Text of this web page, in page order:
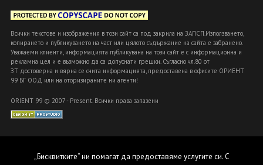
Всички текстове и изображения в този сайт са под закрила на ЗАПСП.Използването,
копирането и публикуването на част или цялото съдържание на сайта е забранено.
Уважаеми клиенти, информацията публикувана на този сайт е с информационна и
рекламна цел и е възможно да са допуснати грешки. Съгласно чл.80 от
ЗТ достоверна и вярна се счита информацията, предоставена в офисите ОРИЕНТ
99 БГ ООД или на оторизираните ни агенти!
ORIENT 99 © 2007 - Present. Всички права запазени
„Бисквитките“ ни помагат да предоставяме услугите си. С